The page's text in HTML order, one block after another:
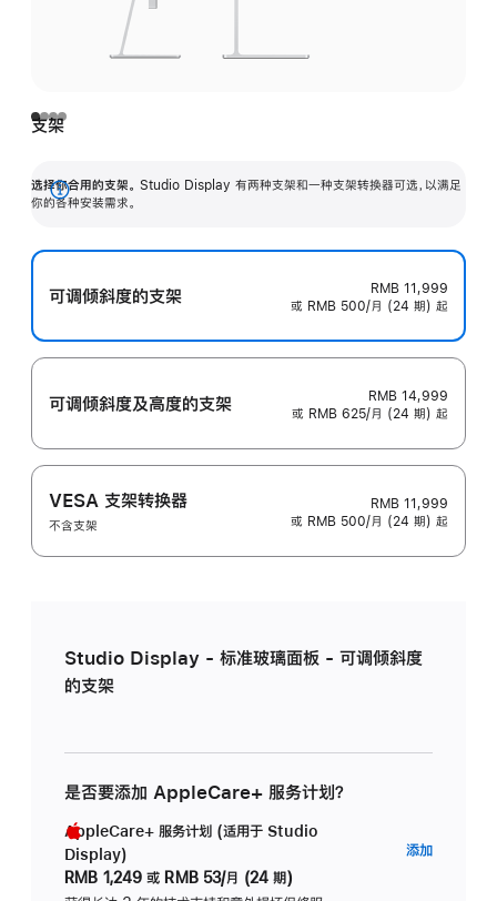
支架
选择你合用的支架。 Studio Display 有两种支架和一种支架转换器可选，以满足
你的各种安装需求。
展
可调倾斜度的支架
RMB 11,999
或 RMB 500/月 (24 期) 起
可调倾斜度及高‍度的支‍架
RMB 14,999
或 RMB 625/月 (24 期) 起
VESA 支架转换器
不含支架
RMB 11,999
或 RMB 500/月 (24 期) 起
Studio Display - 标准玻璃面板 - 可调倾斜度
的支架
是否要添加 AppleCare+ 服务计划？
AppleCare+ 服务计划 (适用于 Studio
Display)
RMB 1,249 或 RMB 53/月 (24 期)
添加